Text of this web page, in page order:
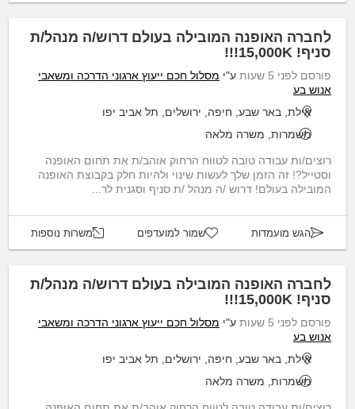
לחברה האופנה המובילה בעולם דרוש/ה מנהל/ת
סניף! 15,000K!!!
פורסם לפני 5 שעות ע"י מסלול חכם ייעוץ ארגוני הדרכה ומשאבי
אנוש בע
אילת, באר שבע, חיפה, ירושלים, תל אביב יפו
משמרות, משרה מלאה
רוצים/ות עבודה טובה לטווח הרחוק אוהב/ת את תחום האופנה
וסטייל?! זה הזמן שלך לעשות שינוי ולהיות חלק בקבוצת האופנה
המובילה בעולם! דרוש /ה מנהל /ת סניף וסגנית לר...
הגש מועמדות שמור למועדפים משרות נוספות
לחברה האופנה המובילה בעולם דרוש/ה מנהל/ת
סניף! 15,000K!!!
פורסם לפני 5 שעות ע"י מסלול חכם ייעוץ ארגוני הדרכה ומשאבי
אנוש בע
אילת, באר שבע, חיפה, ירושלים, תל אביב יפו
משמרות, משרה מלאה